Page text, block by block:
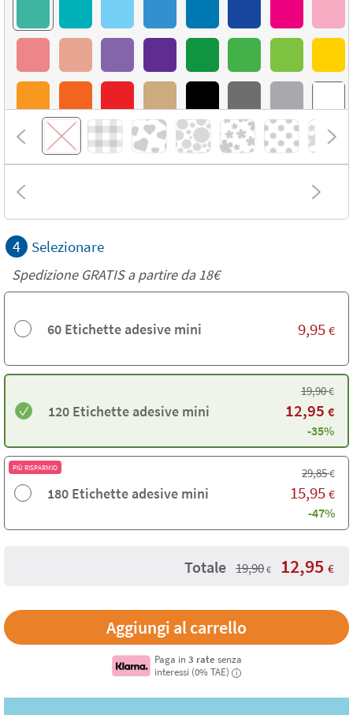
4 Selezionare
Spedizione GRATIS a partire da18€
60 Etichette adesive mini 9,95 €
120 Etichette adesive mini
19,90€
12,95 €
-35%
PIÙ RISPARMIO
180 Etichette adesive mini
29,85€
15,95 €
-47%
Totale 19,90 € 12,95 €
Paga in 3 rate senza
interessi (0% TAE)
i